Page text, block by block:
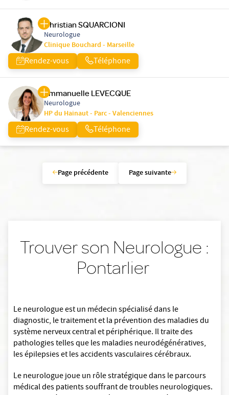
Christian SQUARCIONI
Neurologue
Clinique Bouchard - Marseille
Rendez-vous Téléphone
Emmanuelle LEVECQUE
Neurologue
HP du Hainaut - Parc - Valenciennes
Rendez-vous Téléphone
Page précédente Page suivante
Trouver son Neurologue :
Pontarlier
Le neurologue est un médecin spécialisé dans le
diagnostic, le traitement et la prévention des maladies du
système nerveux central et périphérique. Il traite des
pathologies telles que les maladies neurodégénératives,
les épilepsies et les accidents vasculaires cérébraux.
Le neurologue joue un rôle stratégique dans le parcours
médical des patients souffrant de troubles neurologiques.